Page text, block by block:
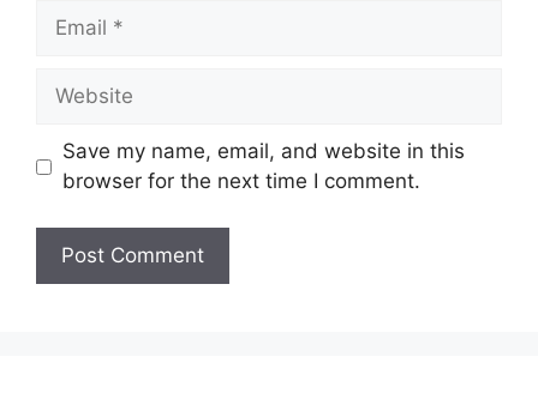
Email
Website
Save my name, email, and website in this
browser for the next time I comment.